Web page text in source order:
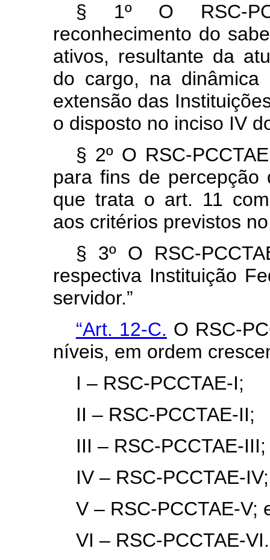
§ 1º O RSC-
reconhecimento do
ativos, resultante da
do cargo, na
extensão das
o disposto no inciso IV
§ 2º O RSC-
para fins de percepção
que trata o art. 11
aos critérios previstos
§ 3º O RSC-
respectiva Instituição
servidor.”
“Art. 12-C. O RSC-
níveis, em ordem
I – RSC-PCCTAE-I;
II – RSC-PCCTAE-II;
III – RSC-PCCTAE-III;
IV – RSC-PCCTAE-IV;
V – RSC-PCCTAE-V;
VI – RSC-PCCTAE-VI.